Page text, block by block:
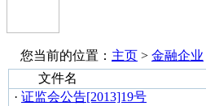
您当前的位置： 主页 > 金融企业
文件名
· 证监会公告[2013]19号